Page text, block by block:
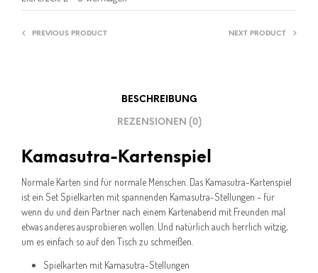
PREVIOUS PRODUCT NEXT PRODUCT
BESCHREIBUNG
REZENSIONEN (0)
Kamasutra-Kartenspiel
Normale Karten sind für normale Menschen. Das Kamasutra-Kartenspiel
ist ein Set Spielkarten mit spannenden Kamasutra-Stellungen – für
wenn du und dein Partner nach einem Kartenabend mit Freunden mal
etwas anderes ausprobieren wollen. Und natürlich auch herrlich witzig,
um es einfach so auf den Tisch zu schmeißen.
Spielkarten mit Kamasutra-Stellungen